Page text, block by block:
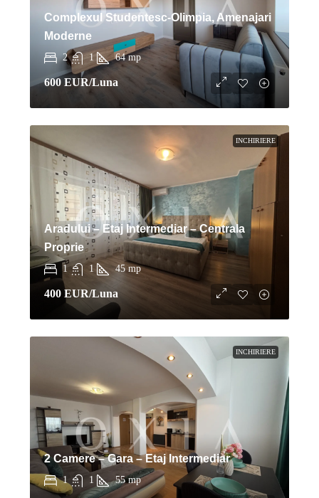
Complexul Studentesc-Olimpia, Amenajari
Moderne
2 1 64 mp
600 EUR/Luna
INCHIRIERE
Aradului – Etaj Intermediar – Centrala
Proprie
1 1 45 mp
400 EUR/Luna
INCHIRIERE
2 Camere – Gara – Etaj Intermediar
1 1 55 mp